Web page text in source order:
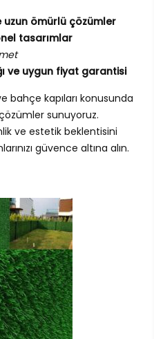
uzun ömürlü çözümler
tasarımlar
ve uygun fiyat garantisi
bahçe kapıları konusunda
sunuyoruz.
ve estetik beklentisini
güvence altına alın.